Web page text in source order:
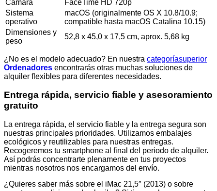
Cámara
FaceTime HD 720p
Sistema
operativo
macOS (originalmente OS X 10.8/10.9;
compatible hasta macOS Catalina 10.15)
Dimensiones y
peso
52,8 x 45,0 x 17,5 cm, aprox. 5,68 kg
¿No es el modelo adecuado? En nuestra categoríasuperior
Ordenadores encontrarás otras muchas soluciones de
alquiler flexibles para diferentes necesidades.
Entrega rápida, servicio fiable y asesoramiento
gratuito
La entrega rápida, el servicio fiable y la entrega segura son
nuestras principales prioridades. Utilizamos embalajes
ecológicos y reutilizables para nuestras entregas.
Recogeremos tu smartphone al final del periodo de alquiler.
Así podrás concentrarte plenamente en tus proyectos
mientras nosotros nos encargamos del envío.
¿Quieres saber más sobre el iMac 21,5″ (2013) o sobre